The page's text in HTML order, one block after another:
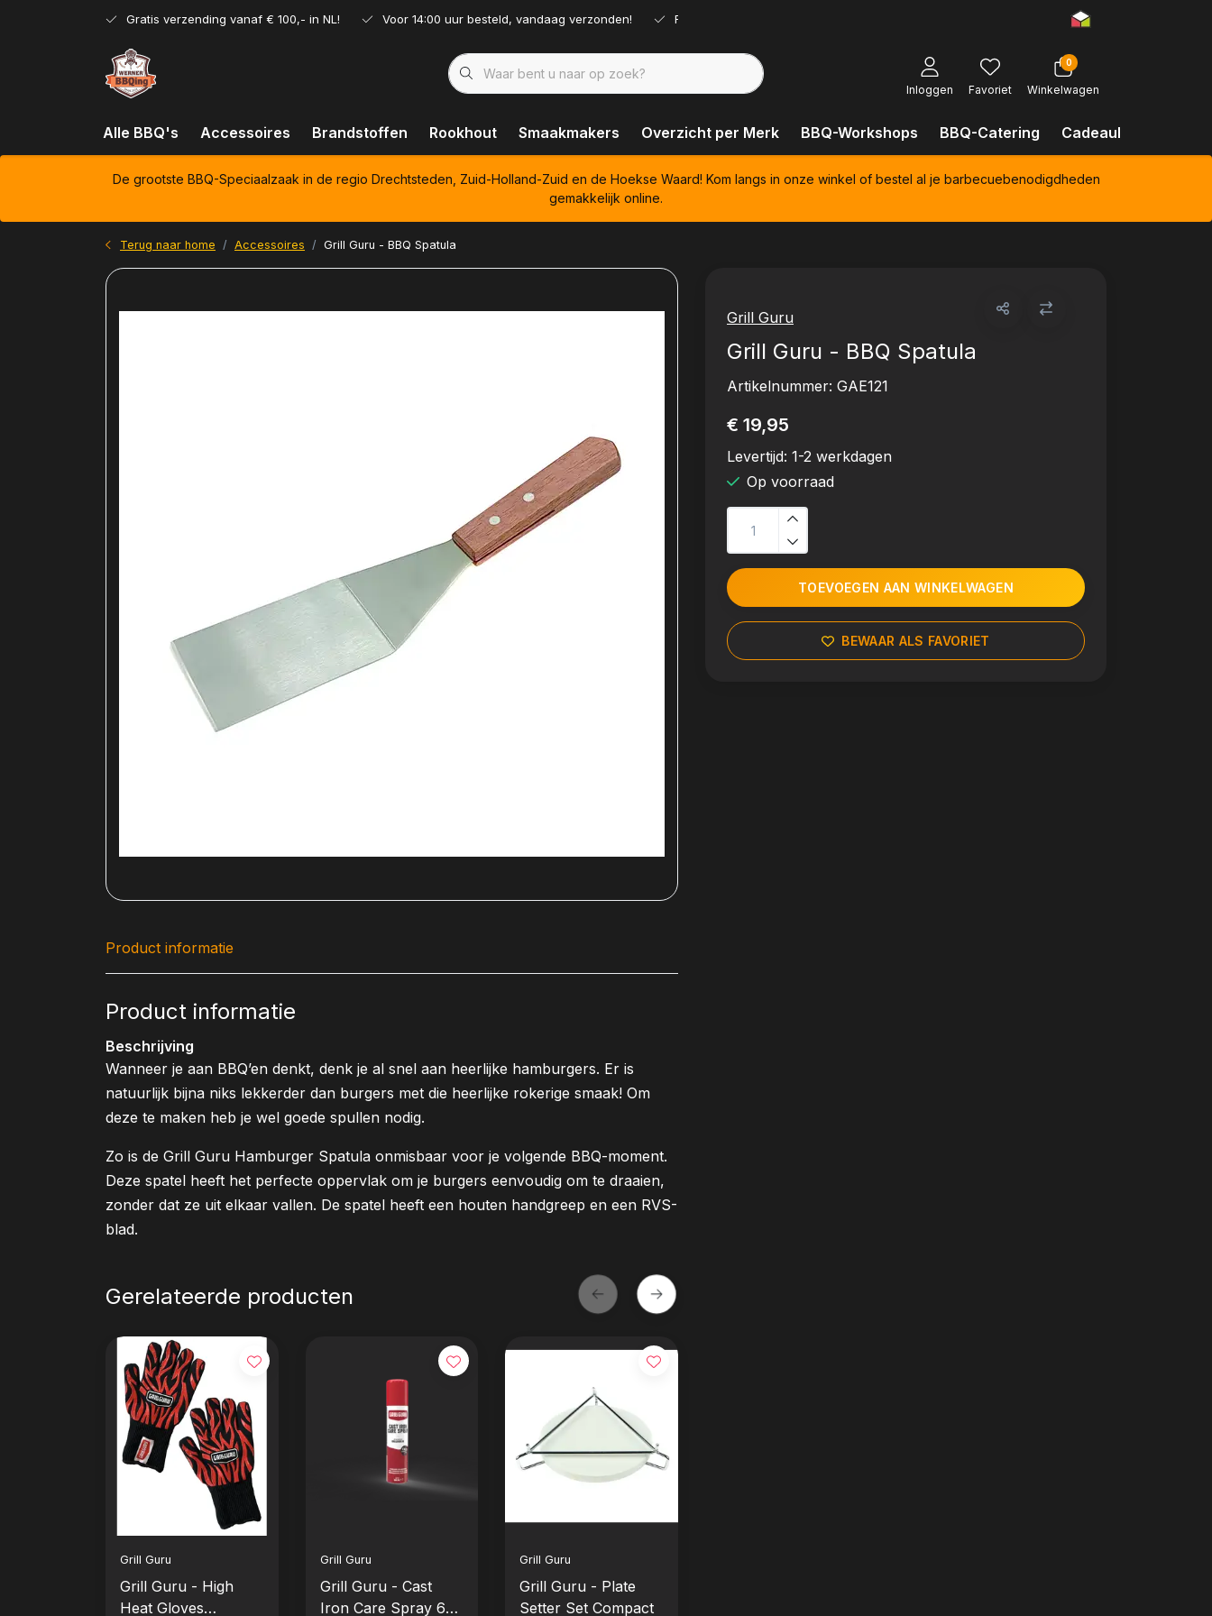
Gratis verzending vanaf € 100,- in NL! Voor 14:00 uur besteld, vandaag verzonden! Ruim assortiment!
Inloggen Favoriet
0
Winkelwagen
Alle BBQ's Accessoires Brandstoffen Rookhout Smaakmakers Overzicht per Merk BBQ-Workshops BBQ-Catering Cadeaubonnen
De grootste BBQ-Speciaalzaak in de regio Drechtsteden, Zuid-Holland-Zuid en de Hoekse Waard! Kom langs in onze winkel of bestel al je barbecuebenodigdheden
gemakkelijk online.
Terug naar home Accessoires Grill Guru - BBQ Spatula
Grill Guru
Grill Guru - BBQ Spatula
Artikelnummer: GAE121
€ 19,95
Levertijd: 1-2 werkdagen
Op voorraad
TOEVOEGEN AAN WINKELWAGEN
BEWAAR ALS FAVORIET
Product informatie
Product informatie
Beschrijving
Wanneer je aan BBQ’en denkt, denk je al snel aan heerlijke hamburgers. Er is
natuurlijk bijna niks lekkerder dan burgers met die heerlijke rokerige smaak! Om
deze te maken heb je wel goede spullen nodig.
Zo is de Grill Guru Hamburger Spatula onmisbaar voor je volgende BBQ-moment.
Deze spatel heeft het perfecte oppervlak om je burgers eenvoudig om te draaien,
zonder dat ze uit elkaar vallen. De spatel heeft een houten handgreep en een RVS-
blad.
Gerelateerde producten
Grill Guru
Grill Guru - High
Heat Gloves
Grill Guru
Grill Guru - Cast
Iron Care Spray 600
Grill Guru
Grill Guru - Plate
Setter Set Compact